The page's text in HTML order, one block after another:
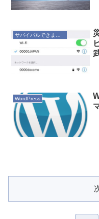
WordPress